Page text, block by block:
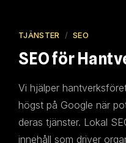
TJÄNSTER / SEO
SEO för
Vi hjälper
högst på Google när
deras tjänster. Lokal
innehåll som driver